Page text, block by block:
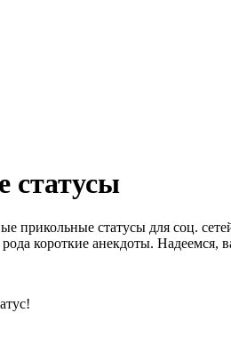
статусы
прикольные статусы для соц.
короткие анекдоты. Надеемся,